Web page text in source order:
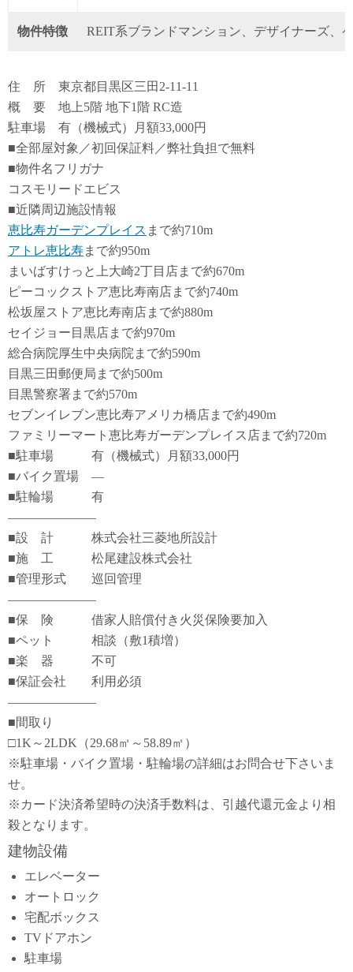
物件特徴 REIT系ブランドマンション、デザイナーズ、
住 所 東京都目黒区三田2-11-11
概 要 地上5階 地下1階 RC造
駐車場 有（機械式）月額33,000円
■全部屋対象／初回保証料／弊社負担で無料
■物件名フリガナ
コスモリードエビス
■近隣周辺施設情報
恵比寿ガーデンプレイス まで約710m
アトレ恵比寿まで約950m
まいばすけっと上大崎2丁目店まで約670m
ピーコックストア恵比寿南店まで約740m
松坂屋ストア恵比寿南店まで約880m
セイジョー目黒店まで約970m
総合病院厚生中央病院まで約590m
目黒三田郵便局まで約500m
目黒警察署まで約570m
セブンイレブン恵比寿アメリカ橋店まで約490m
ファミリーマート恵比寿ガーデンプレイス店まで約720m
■駐車場 有（機械式）月額33,000円
■バイク置場 ―
■駐輪場 有
―――――――
■設 計 株式会社三菱地所設計
■施 工 松尾建設株式会社
■管理形式 巡回管理
―――――――
■保 険 借家人賠償付き火災保険要加入
■ペット 相談（敷1積増）
■楽 器 不可
■保証会社 利用必須
―――――――
■間取り
□1K～2LDK（29.68㎡～58.89㎡）
※駐車場・バイク置場・駐輪場の詳細はお問合せ下さいま
せ。
※カード決済希望時の決済手数料は、引越代還元金より相
殺となります。
建物設備
エレベーター
オートロック
宅配ボックス
TVドアホン
駐車場